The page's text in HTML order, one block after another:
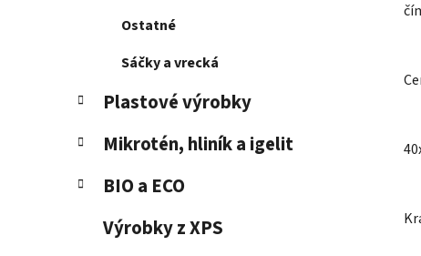
Ostatné
Sáčky a vrecká
Plastové výrobky
Mikrotén, hliník a igelit
BIO a ECO
Výrobky z XPS